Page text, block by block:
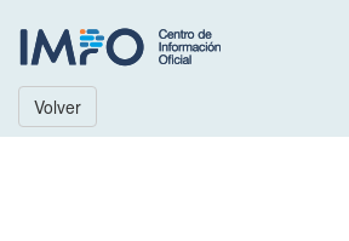
Volver